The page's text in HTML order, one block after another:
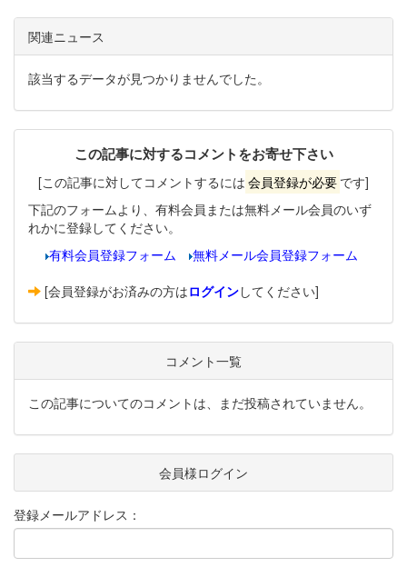
関連ニュース
該当するデータが見つかりませんでした。
この記事に対するコメントをお寄せ下さい
[この記事に対してコメントするには 会員登録が必要 です]
下記のフォームより、有料会員または無料メール会員のいず
れかに登録してください。
有料会員登録フォーム
無料メール会員登録フォーム
[会員登録がお済みの方はログインしてください]
コメント一覧
この記事についてのコメントは、まだ投稿されていません。
会員様ログイン
登録メールアドレス：